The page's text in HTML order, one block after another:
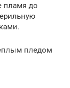
пламя до
пледом